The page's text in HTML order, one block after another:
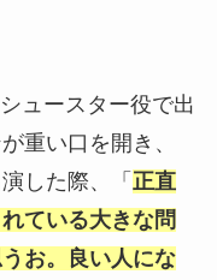
ュースター役で出
重い口を開き、
した際、「 正直
ている大きな問
お。良い人にな